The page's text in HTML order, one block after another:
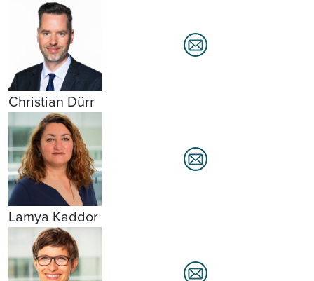
Christian Dürr
Lamya Kaddor